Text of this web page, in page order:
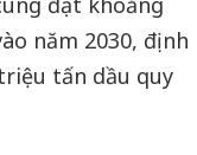
năm 2030, định
tấn dầu quy